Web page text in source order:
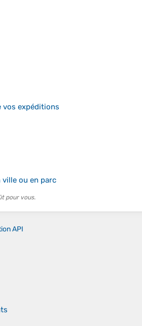
vos expéditions
ou en parc
pour vous.
API